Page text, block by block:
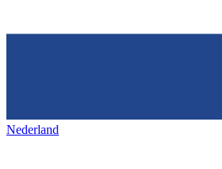
Nederland